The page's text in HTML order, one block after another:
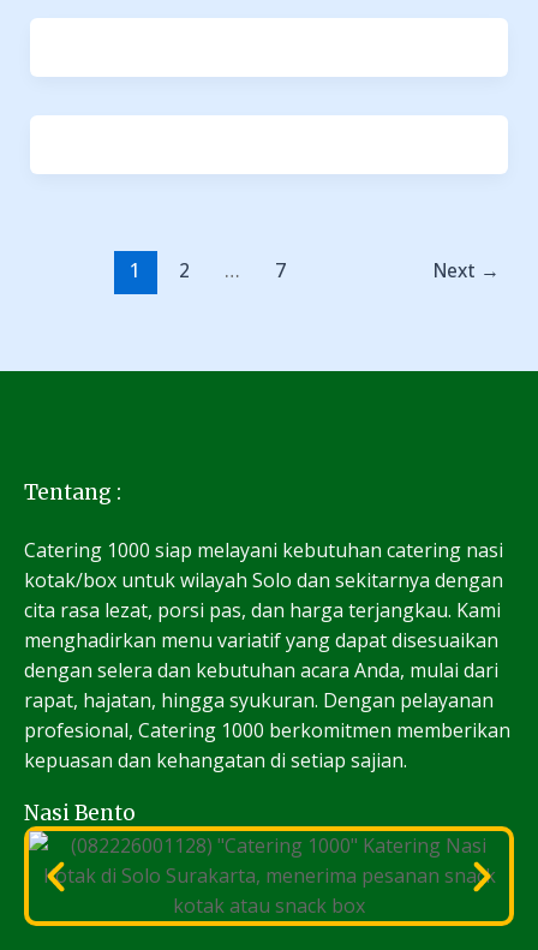
1 2 … 7 Next →
Tentang :
Catering 1000 siap melayani kebutuhan catering nasi
kotak/box untuk wilayah Solo dan sekitarnya dengan
cita rasa lezat, porsi pas, dan harga terjangkau. Kami
menghadirkan menu variatif yang dapat disesuaikan
dengan selera dan kebutuhan acara Anda, mulai dari
rapat, hajatan, hingga syukuran. Dengan pelayanan
profesional, Catering 1000 berkomitmen memberikan
kepuasan dan kehangatan di setiap sajian.
Nasi Bento